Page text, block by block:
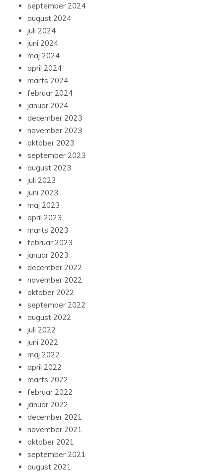
september 2024
august 2024
juli 2024
juni 2024
maj 2024
april 2024
marts 2024
februar 2024
januar 2024
december 2023
november 2023
oktober 2023
september 2023
august 2023
juli 2023
juni 2023
maj 2023
april 2023
marts 2023
februar 2023
januar 2023
december 2022
november 2022
oktober 2022
september 2022
august 2022
juli 2022
juni 2022
maj 2022
april 2022
marts 2022
februar 2022
januar 2022
december 2021
november 2021
oktober 2021
september 2021
august 2021